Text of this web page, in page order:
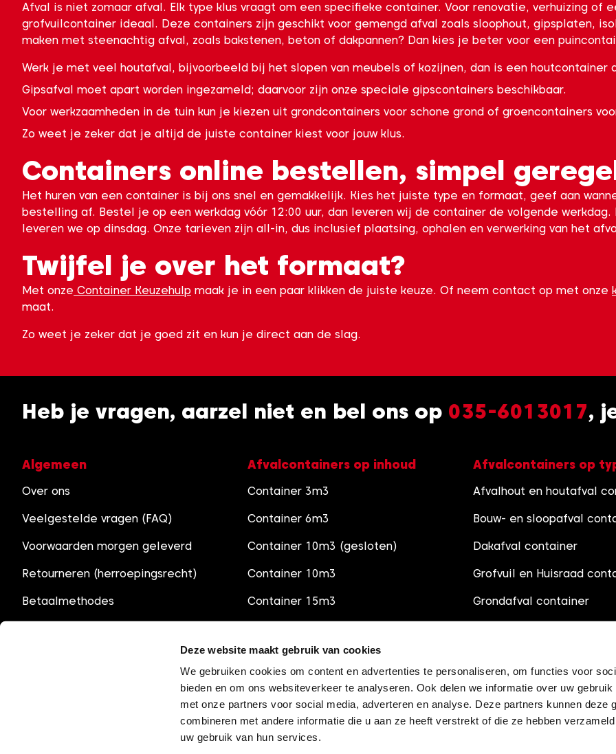
Deze website maakt gebruik van cookies
We gebruiken cookies om content en advertenties te personaliseren, om functies voor
bieden en om ons websiteverkeer te analyseren. Ook delen we informatie over uw
met onze partners voor social media, adverteren en analyse. Deze partners kunnen deze
combineren met andere informatie die u aan ze heeft verstrekt of die ze hebben
uw gebruik van hun services.
Afval is niet zomaar afval. Elk type klus vraagt om een specifieke container. Voor renovatie, verhuizing of
grofvuilcontainer ideaal. Deze containers zijn geschikt voor gemengd afval zoals sloophout, gipsplaten,
maken met steenachtig afval, zoals bakstenen, beton of dakpannen? Dan kies je beter voor een
Werk je met veel houtafval, bijvoorbeeld bij het slopen van meubels of kozijnen, dan is een houtcontainer
Gipsafval moet apart worden ingezameld; daarvoor zijn onze speciale gipscontainers beschikbaar.
Voor werkzaamheden in de tuin kun je kiezen uit grondcontainers voor schone grond of groencontainers
Zo weet je zeker dat je altijd de juiste container kiest voor jouw klus.
Containers online bestellen, simpel
Het huren van een container is bij ons snel en gemakkelijk. Kies het juiste type en formaat, geef aan
bestelling af. Bestel je op een werkdag vóór 12:00 uur, dan leveren wij de container de volgende
leveren we op dinsdag. Onze tarieven zijn all-in, dus inclusief plaatsing, ophalen en verwerking van het
Twijfel je over het formaat?
Met onze Container Keuzehulp maak je in een paar klikken de juiste keuze. Of neem contact op met onze
maat.
Zo weet je zeker dat je goed zit en kun je direct aan de slag.
Heb je vragen, aarzel niet en bel ons op 035-6013017,
Algemeen
Over ons
Veelgestelde vragen (FAQ)
Voorwaarden morgen geleverd
Retourneren (herroepingsrecht)
Betaalmethodes
Afvalcontainers op inhoud
Container 3m3
Container 6m3
Container 10m3 (gesloten)
Container 10m3
Container 15m3
Afvalcontainers op
Afvalhout en houtafval
Bouw- en sloopafval
Dakafval container
Grofvuil en Huisraad
Grondafval container
Grindsoorten
Zandsoorten